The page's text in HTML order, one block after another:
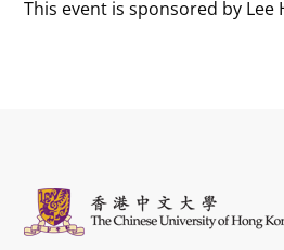
This event is sponsored by Lee